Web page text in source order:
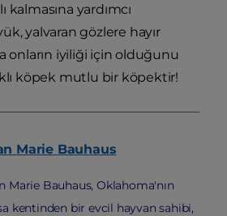
kalmasına yardımcı
yalvaran gözlere hayır
onların iyiliği için olduğunu
köpek mutlu bir köpektir!
Marie Bauhaus
Marie Bauhaus, Oklahoma'nın
kentinden bir evcil hayvan sahibi,